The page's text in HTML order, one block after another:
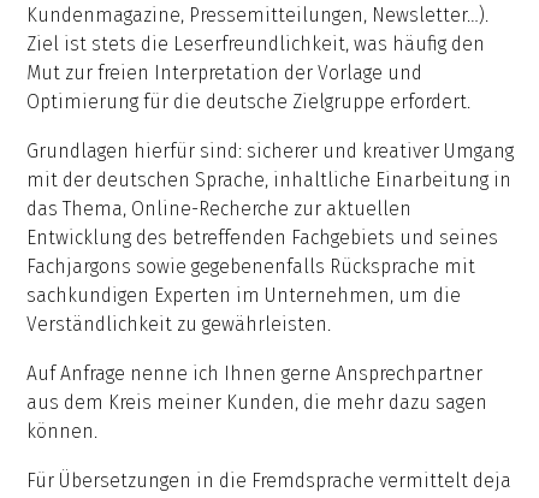
Kundenmagazine, Pressemitteilungen, Newsletter…).
Ziel ist stets die Leserfreundlichkeit, was häufig den
Mut zur freien Interpretation der Vorlage und
Optimierung für die deutsche Zielgruppe erfordert.
Grundlagen hierfür sind: sicherer und kreativer Umgang
mit der deutschen Sprache, inhaltliche Einarbeitung in
das Thema, Online-Recherche zur aktuellen
Entwicklung des betreffenden Fachgebiets und seines
Fachjargons sowie gegebenenfalls Rücksprache mit
sachkundigen Experten im Unternehmen, um die
Verständlichkeit zu gewährleisten.
Auf Anfrage nenne ich Ihnen gerne Ansprechpartner
aus dem Kreis meiner Kunden, die mehr dazu sagen
können.
Für Übersetzungen in die Fremdsprache vermittelt deja